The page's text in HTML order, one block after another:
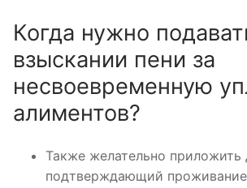
Когда нужно
взыскании пени за
несвоевременную
алиментов?
Также желательно приложить
подтверждающий